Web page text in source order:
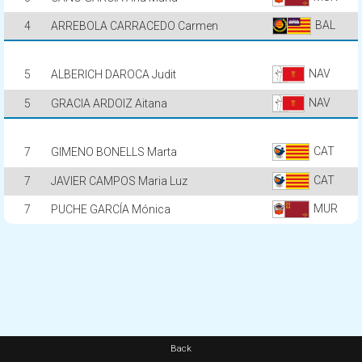
4 ARREBOLA CARRACEDO Carmen BAL
5 ALBERICH DAROCA Judit NAV
5 GRACIA ARDOIZ Aitana NAV
7 GIMENO BONELLS Marta CAT
7 JAVIER CAMPOS Maria Luz CAT
7 PUCHE GARCÍA Mónica MUR
Back